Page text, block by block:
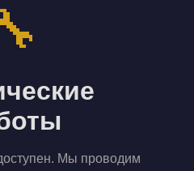
Мы проводим